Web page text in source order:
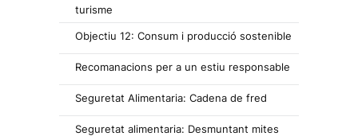
turisme
Objectiu 12: Consum i producció sostenible
Recomanacions per a un estiu responsable
Seguretat Alimentaria: Cadena de fred
Seguretat alimentaria: Desmuntant mites